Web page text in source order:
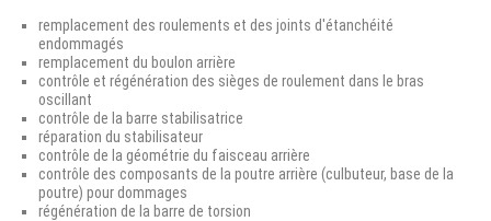
remplacement des roulements et des joints d'étanchéité
endommagés
remplacement du boulon arrière
contrôle et régénération des sièges de roulement dans le bras
oscillant
contrôle de la barre stabilisatrice
réparation du stabilisateur
contrôle de la géométrie du faisceau arrière
contrôle des composants de la poutre arrière (culbuteur, base de la
poutre) pour dommages
régénération de la barre de torsion